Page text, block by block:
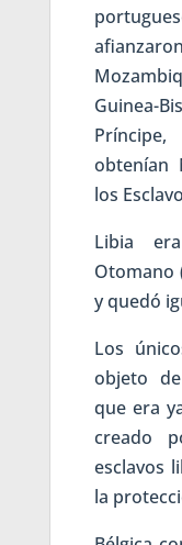
obtenían
los
Libia
Otomano
y quedó
Los
objeto
que era
creado
esclavos
la